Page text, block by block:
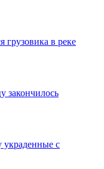
грузовика в реке
закончилось
украденные с